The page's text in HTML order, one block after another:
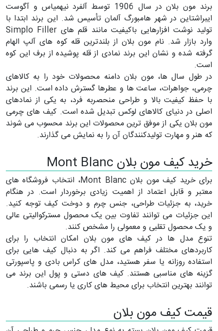
برند مون بلان در سال 1906 توسط آلفرد نیهمیاس و آگوست
ایبراشتاین در شهر هامبورگ آلمان تأسیس شد. این برند ابتدا با
تولید نوشت افزارهایی باکیفیت مانند قلم های Simplo Filler
وارد بازار شد. نام مون بلان از بلندترین قله کوه های آلپ الهام
گرفته شده و نشان این برند نمادی از قله پوشیده از برف این کوه
است.
در طول سال ها، مون بلان دامنه محصولات خود را به کالاهای
چرمی، جواهرات، ساعت ها و عطرها گسترش داده است. این برند
با حفظ کیفیت بالا و طراحی منحصربه فرد، به یکی از نمادهای
اصلی در دنیای کالاهای لوکس تبدیل شده است. کیف های چرمی
مون بلان یکی از موفق ترین محصولات این برند محسوب می شوند
که هنر و مهارت تولیدکنندگان آن را به نمایش می گذارند.
خرید کیف مون بلان Mont Blanc
برای خرید کیف مون بلان Mont Blanc، انتخاب فروشگاه های
معتبر و قابل اعتماد از اهمیت زیادی برخوردار است. در هنگام
خرید، به جزئیات طراحی، جنس چرم و دوخت کیف توجه کنید.
این جزئیات می توانند تفاوت بین یک محصول مسترکوالیتی عالی
و یک محصول تقلبی و معمولی را مشخص کنند.
تنوع مدل ها در کیف های مون بلان امکان انتخاب را برای
کاربردهای مختلف فراهم می کند. اگر به دنبال کیف هایی برای
استفاده روزانه یا سفر هستید، مدل های کراس بادی و پاسپورتی
گزینه های مناسبی هستند. کیف های دستی و پول این برند می
توانند بهترین انتخاب برای محیط های کاری یا رسمی باشند.
قیمت کیف مون بلان